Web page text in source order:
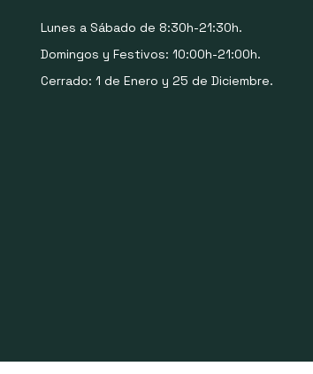
Lunes a Sábado de 8:30h-21:30h.
Domingos y Festivos: 10:00h-21:00h.
Cerrado: 1 de Enero y 25 de Diciembre.